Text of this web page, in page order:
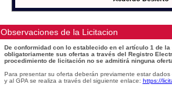
Observaciones de la Licitacion
De conformidad con lo establecido en el artículo 1 de
obligatoriamente sus ofertas a través del Registro
procedimiento de licitación no se admitirá ninguna
Para presentar su oferta deberán previamente estar
y al GPA se realiza a través del siguiente enlace: https://